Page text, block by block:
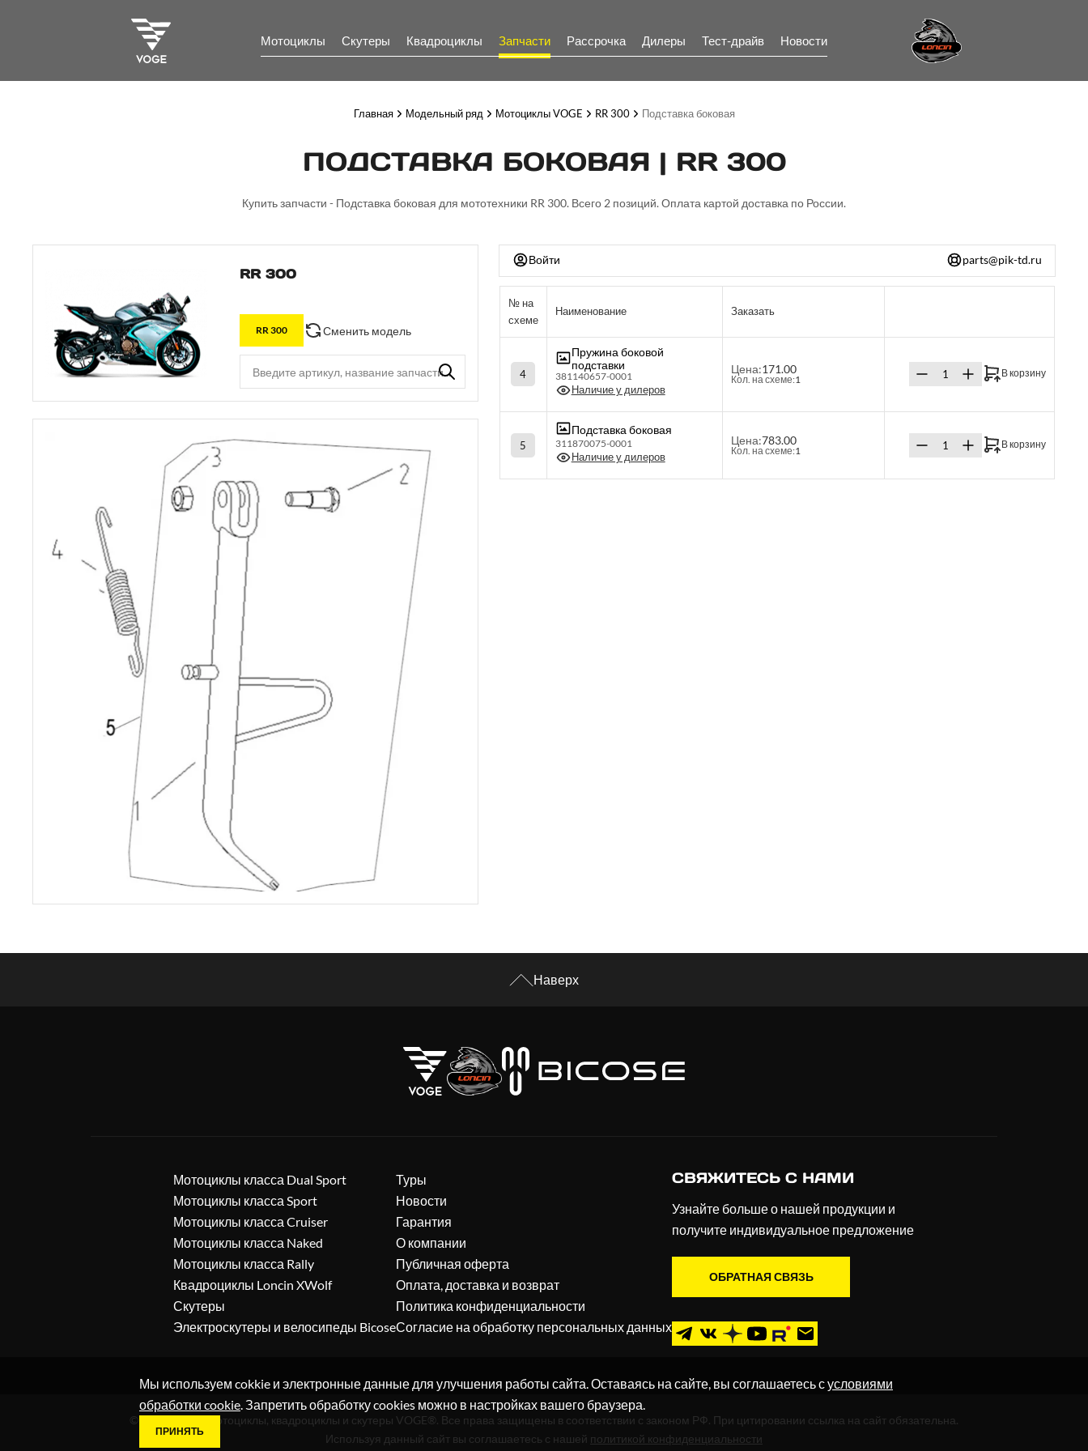
Мотоциклы Скутеры Квадроциклы Запчасти Рассрочка Дилеры Тест-драйв Новости
Главная Модельный ряд Мотоциклы VOGE RR 300 Подставка боковая
ПОДСТАВКА БОКОВАЯ | RR 300
Купить запчасти - Подставка боковая для мототехники RR 300. Всего 2 позиций. Оплата картой доставка по России.
RR 300
RR 300 Сменить модель
Войти parts@pik-td.ru
№ на
схеме
Наименование Заказать
4
Пружина боковой
подставки
381140657-0001
Наличие у дилеров
Цена:171.00
Кол. на схеме:1
В корзину
5
Подставка боковая
311870075-0001
Наличие у дилеров
Цена:783.00
Кол. на схеме:1
В корзину
Наверх
Мотоциклы класса Dual Sport
Мотоциклы класса Sport
Мотоциклы класса Cruiser
Мотоциклы класса Naked
Мотоциклы класса Rally
Квадроциклы Loncin XWolf
Скутеры
Электроскутеры и велосипеды Bicose
Туры
Новости
Гарантия
О компании
Публичная оферта
Оплата, доставка и возврат
Политика конфиденциальности
Согласие на обработку персональных данных
СВЯЖИТЕСЬ С НАМИ
Узнайте больше о нашей продукции и
получите индивидуальное предложение
ОБРАТНАЯ СВЯЗЬ
© 2019 - 2026. Мотоциклы, квадроциклы и скутеры VOGE®. Все права защищены в соответствии с законом РФ. При цитировании ссылка на сайт обязательна.
Используя данный сайт вы соглашаетесь с нашей политикой конфиденциальности
Мы используем cokkie и электронные данные для улучшения работы сайта. Оставаясь на сайте, вы соглашаетесь сусловиями
обработки cookie. Запретить обработку cookies можно в настройках вашего браузера.
ПРИНЯТЬ